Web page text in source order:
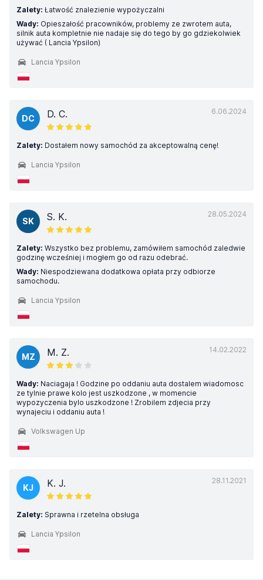
Zalety: Łatwość znalezienie wypożyczalni
Wady: Opieszałość pracowników, problemy ze zwrotem auta,
silnik auta kompletnie nie nadaje się do tego by go gdziekolwiek
używać ( Lancia Ypsilon)
Lancia Ypsilon
6.06.2024
DC D. C.
Zalety: Dostałem nowy samochód za akceptowalną cenę!
Lancia Ypsilon
28.05.2024
SK S. K.
Zalety: Wszystko bez problemu, zamówiłem samochód zaledwie
godzinę wcześniej i mogłem go od razu odebrać.
Wady: Niespodziewana dodatkowa opłata przy odbiorze
samochodu.
Lancia Ypsilon
14.02.2022
MZ M. Z.
Wady: Naciagaja ! Godzine po oddaniu auta dostalem wiadomosc
ze tylnie prawe kolo jest uszkodzone , w momencie
wypozyczenia bylo uszkodzone ! Zrobilem zdjecia przy
wynajeciu i oddaniu auta !
Volkswagen Up
28.11.2021
KJ K. J.
Zalety: Sprawna i rzetelna obsługa
Lancia Ypsilon